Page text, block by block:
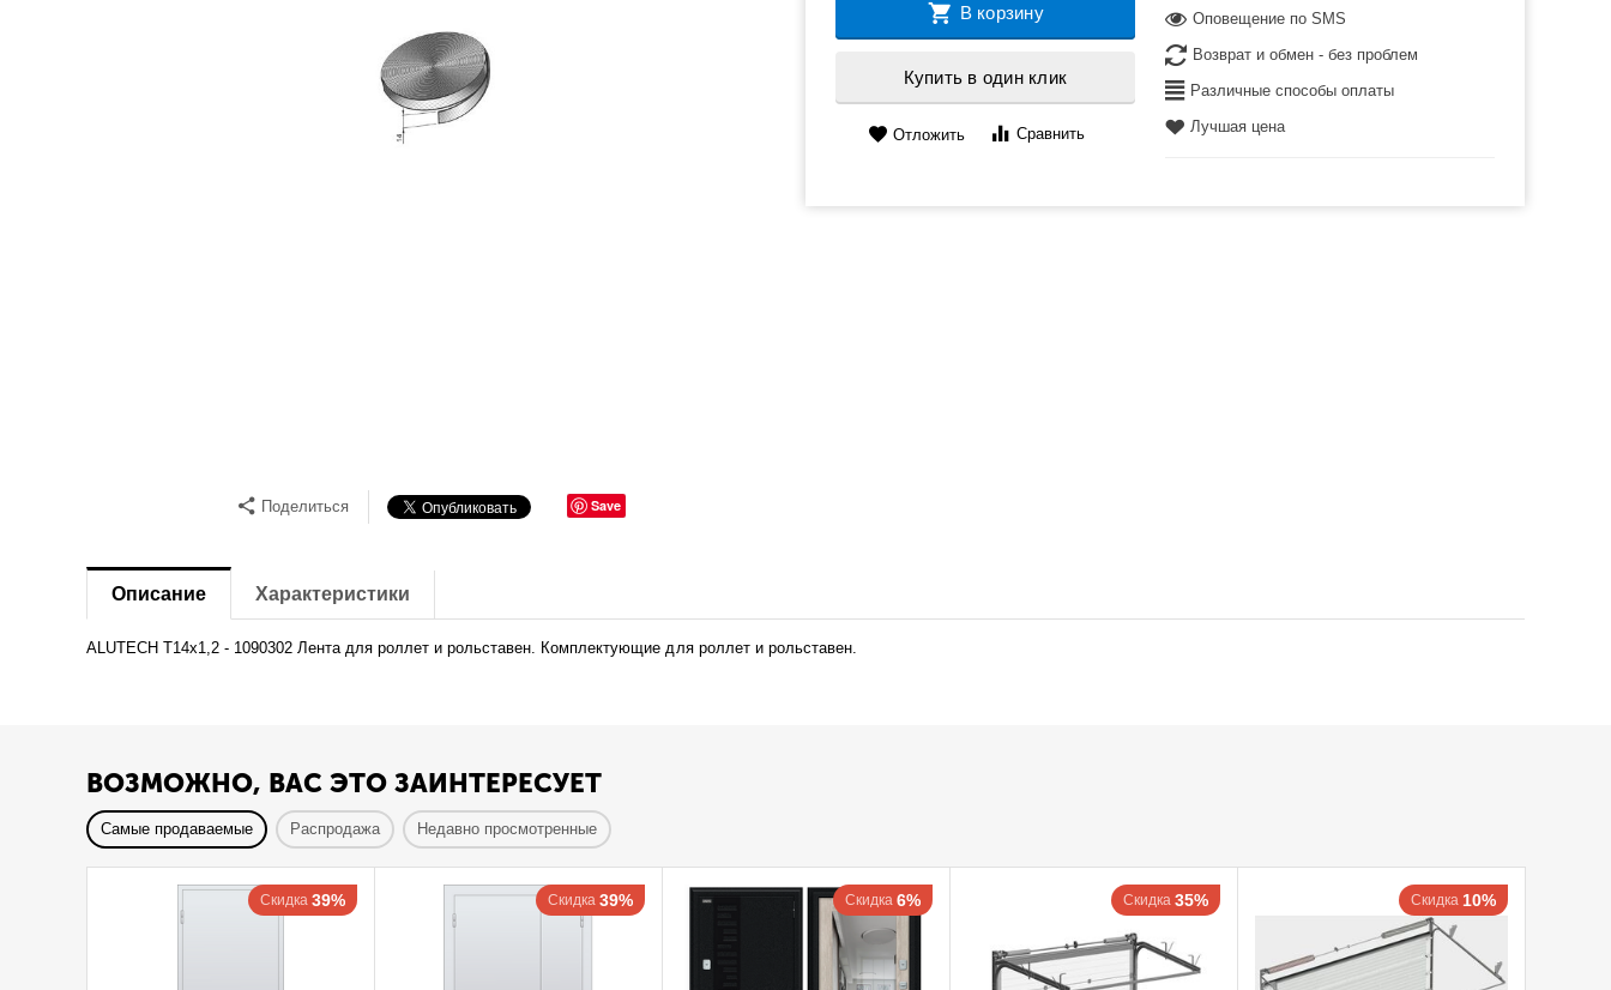
Поделиться Save
В корзину
Купить в один клик
Отложить Сравнить
Оповещение по SMS
Возврат и обмен - без проблем
Различные способы оплаты
Лучшая цена
Описание Характеристики
ALUTECH T14x1,2 - 1090302 Лента для роллет и рольставен. Комплектующие для роллет и рольставен.
ВОЗМОЖНО, ВАС ЭТО ЗАИНТЕРЕСУЕТ
Самые продаваемые Распродажа Недавно просмотренные
Скидка 39% Скидка 39% Скидка 6% Скидка 35% Скидка 10%